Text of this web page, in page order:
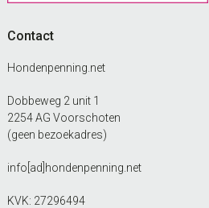
Contact
Hondenpenning.net
Dobbeweg 2 unit 1
2254 AG Voorschoten
(geen bezoekadres)
info[ad]hondenpenning.net
KVK: 27296494